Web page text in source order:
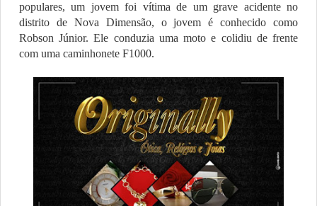
populares, um jovem foi vítima de um grave acidente no
distrito de Nova Dimensão, o jovem é conhecido como
Robson Júnior. Ele conduzia uma moto e colidiu de frente
com uma caminhonete F1000.